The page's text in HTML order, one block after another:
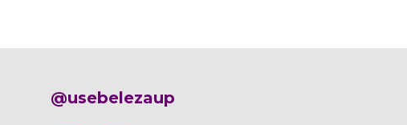
@usebelezaup